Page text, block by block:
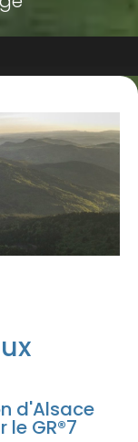
d'Alsace
GR®7